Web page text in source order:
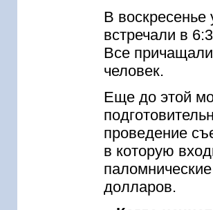
В
встречали в
Все
человек.
Еще до этой
проведение
в которую
долларов.